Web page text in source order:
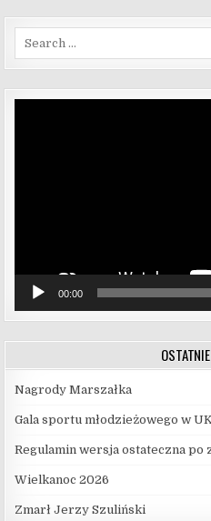
00:00
Nagrody Marszałka
Gala sportu młodzieżowego w
Regulamin wersja ostateczna po
Wielkanoc 2026
Zmarł Jerzy Szuliński